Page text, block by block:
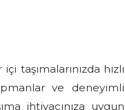
taşımalarınızda hızlı
ve deneyimli
ihtiyacınıza uygun